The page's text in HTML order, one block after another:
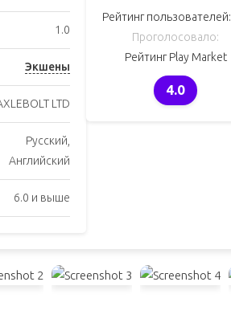
1.0
Экшены
LTD
Русский,
Английский
6.0 и выше
Рейтинг пользователей:
Проголосовало:
Рейтинг Play Market
4.0